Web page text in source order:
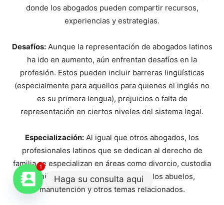
donde los abogados pueden compartir recursos,
experiencias y estrategias.
Desafíos:Aunque la representación de abogados latinos
ha ido en aumento, aún enfrentan desafíos en la
profesión. Estos pueden incluir barreras lingüísticas
(especialmente para aquellos para quienes el inglés no
es su primera lengua), prejuicios o falta de
representación en ciertos niveles del sistema legal.
Especialización: Al igual que otros abogados, los
profesionales latinos que se dedican al derecho de
familia se especializan en áreas como divorcio, custodia
de hijos, adopciones, derechos de los abuelos,
manutención y otros temas relacionados.
1
Haga su consulta aqui